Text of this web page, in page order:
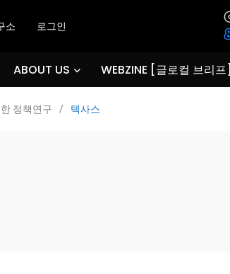
소 로그인
ABOUT US WEBZINE [글로컬 브리프]
정책연구 / 텍사스